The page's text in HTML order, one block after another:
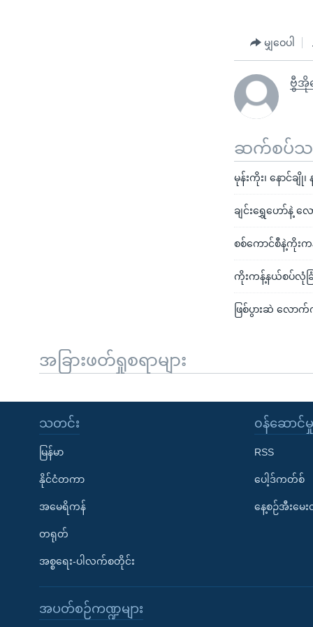
မျှဝေပါ
ဗွီအို
ဆက်စပ်သတ
မုန်းကိုး၊ နောင်
ချင်းရွှေဟော်နဲ့
စစ်ကောင်စီနဲ့ကိုးက
ကိုးကန့်နယ်စပ်လုံ
ဖြစ်ပွားဆဲ လော
အခြားဖတ်ရှုစရာများ
သတင်း
မြန်မာ
နိုင်ငံတကာ
အမေရိကန်
တရုတ်
အစ္စရေး-ပါလက်စတိုင်း
၀န်ဆောင်မှု
RSS
ပေါ့ဒ်ကတ်စ်
နေ့စဉ်အီးမ
အပတ်စဉ်ကဏ္ဍများ